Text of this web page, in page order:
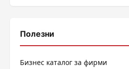
Полезни
Бизнес каталог за фирми